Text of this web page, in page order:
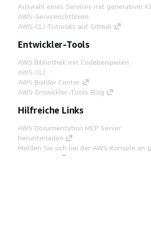
Auswahl eines Services mit generativer KI
AWS-Servicerichtlinien
AWS-CLI-Tutorials auf GitHub
Entwickler-Tools
AWS Bibliothek mit Codebeispielen
AWS-CLI
AWS Builder Center
AWS-Entwickler-Tools Blog
Hilfreiche Links
AWS Documentation MCP Server
herunterladen
Melden Sie sich bei der AWS-Konsole an